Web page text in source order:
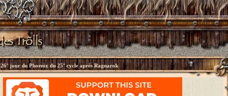
26° jour du Phoenix du 25° cycle après Ragnarok